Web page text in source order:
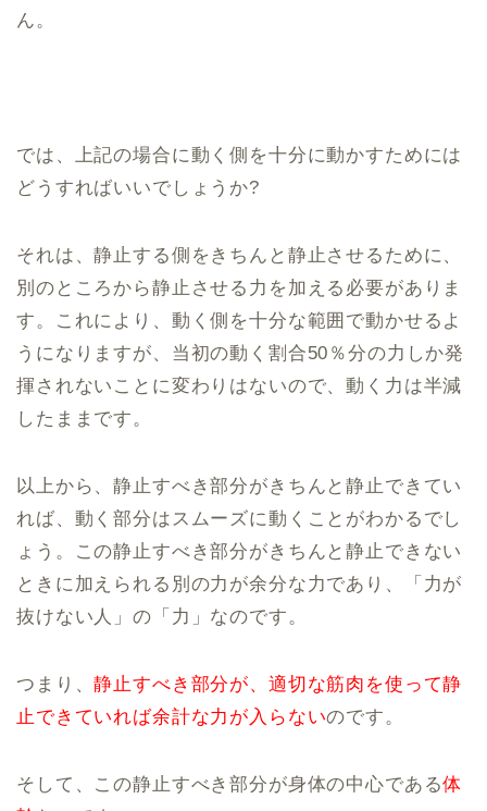
ん。
では、上記の場合に動く側を十分に動かすためには
どうすればいいでしょうか?
それは、静止する側をきちんと静止させるために、
別のところから静止させる力を加える必要がありま
す。これにより、動く側を十分な範囲で動かせるよ
うになりますが、当初の動く割合50％分の力しか発
揮されないことに変わりはないので、動く力は半減
したままです。
以上から、静止すべき部分がきちんと静止できてい
れば、動く部分はスムーズに動くことがわかるでし
ょう。この静止すべき部分がきちんと静止できない
ときに加えられる別の力が余分な力であり、「力が
抜けない人」の「力」なのです。
つまり、静止すべき部分が、適切な筋肉を使って静
止できていれば余計な力が入らないのです。
そして、この静止すべき部分が身体の中心である体